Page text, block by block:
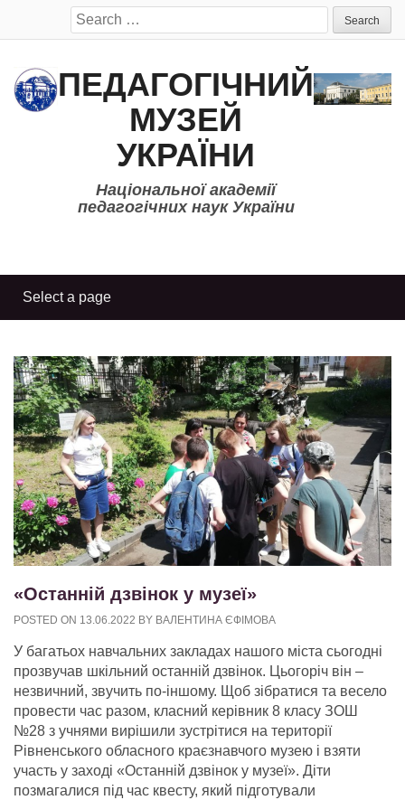
Search
for:
ПЕДАГОГІЧНИЙ
МУЗЕЙ
УКРАЇНИ
Національної академії
педагогічних наук України
«Останній дзвінок у музеї»
POSTED ON 13.06.2022 BY ВАЛЕНТИНА ЄФІМОВА
У багатьох навчальних закладах нашого міста сьогодні
прозвучав шкільний останній дзвінок. Цьогоріч він –
незвичний, звучить по-іншому. Щоб зібратися та весело
провести час разом, класний керівник 8 класу ЗОШ
№28 з учнями вирішили зустрітися на території
Рівненського обласного краєзнавчого музею і взяти
участь у заході «Останній дзвінок у музеї». Діти
позмагалися під час квесту, який підготували